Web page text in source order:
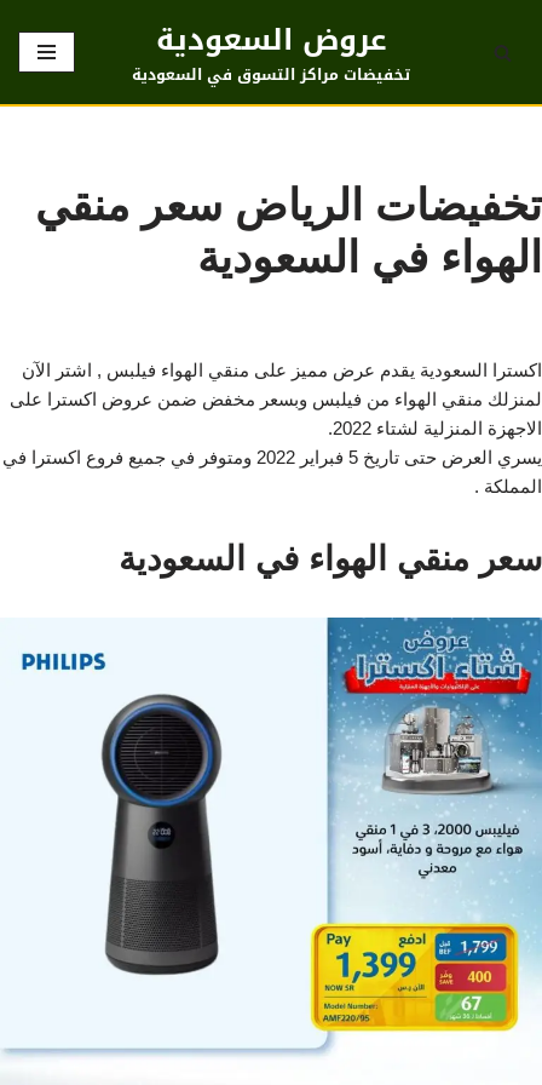
تخطى
عروض السعودية
تخفيضات مراكز التسوق في السعودية
تخفيضات الرياض سعر منقي
الهواء في السعودية
اكسترا السعودية يقدم عرض مميز على منقي الهواء فيلبس , اشتر الآن
لمنزلك منقي الهواء من فيلبس وبسعر مخفض ضمن عروض اكسترا على
الاجهزة المنزلية لشتاء 2022.
يسري العرض حتى تاريخ 5 فبراير 2022 ومتوفر في جميع فروع اكسترا في
المملكة .
سعر منقي الهواء في السعودية